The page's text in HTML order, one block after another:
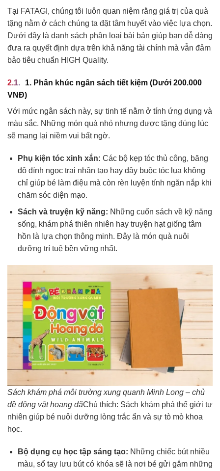
Tại FATAGI, chúng tôi luôn quan niệm rằng giá trị của quà
tặng nằm ở cách chúng ta đặt tâm huyết vào việc lựa chọn.
Dưới đây là danh sách phân loại bài bản giúp bạn dễ dàng
đưa ra quyết định dựa trên khả năng tài chính mà vẫn đảm
bảo tiêu chuẩn HIGH Quality.
1. Phân khúc ngân sách tiết kiệm (Dưới 200.000
VNĐ)
Với mức ngân sách này, sự tinh tế nằm ở tính ứng dụng và
màu sắc. Những món quà nhỏ nhưng được tặng đúng lúc
sẽ mang lại niềm vui bất ngờ.
Phụ kiện tóc xinh xắn: Các bộ kẹp tóc thủ công, băng
đô đính ngọc trai nhân tạo hay dây buộc tóc lụa không
chỉ giúp bé làm điệu mà còn rèn luyện tính ngăn nắp khi
chăm sóc diện mạo.
Sách và truyện kỹ năng: Những cuốn sách về kỹ năng
sống, khám phá thiên nhiên hay truyện hạt giống tâm
hồn là lựa chọn thông minh. Đây là món quà nuôi
dưỡng trí tuệ bền vững nhất.
Sách khám phá môi trường xung quanh Minh Long – chủ
đề động vật hoang dãChú thích: Sách khám phá thế giới tự
nhiên giúp bé nuôi dưỡng lòng trắc ẩn và sự tò mò khoa
học.
Bộ dụng cụ học tập sáng tạo: Những chiếc bút nhiều
màu, sổ tay lưu bút có khóa sẽ là nơi bé gửi gắm những